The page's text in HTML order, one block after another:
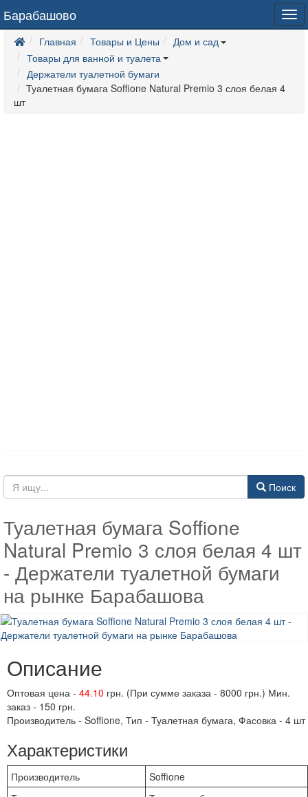
Барабашово
Главная Товары и Цены
Дом и сад
Товары для ванной и туалета
Держатели туалетной бумаги
Туалетная бумага Soffione Natural Premio 3 слоя белая 4
шт
Поиск
Туалетная бумага Soffione
Natural Premio 3 слоя белая 4 шт
- Держатели туалетной бумаги
на рынке Барабашова
Описание
Оптовая цена - 44.10 грн. (При сумме заказа - 8000 грн.) Мин.
заказ - 150 грн.
Производитель - Soffione, Тип - Туалетная бумага, Фасовка - 4 шт
Характеристики
Производитель
Soffione